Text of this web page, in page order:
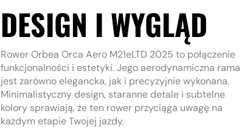
DESIGN I WYGLĄD
Rower Orbea Orca Aero M21eLTD 2025 to połączenie
funkcjonalności i estetyki. Jego aerodynamiczna rama
jest zarówno elegancka, jak i precyzyjnie wykonana.
Minimalistyczny design, staranne detale i subtelne
kolory sprawiają, że ten rower przyciąga uwagę na
każdym etapie Twojej jazdy.